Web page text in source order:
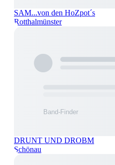
SAM...von den HoZpot´s
Rotthalmünster
DRUNT UND DROBM
Schönau